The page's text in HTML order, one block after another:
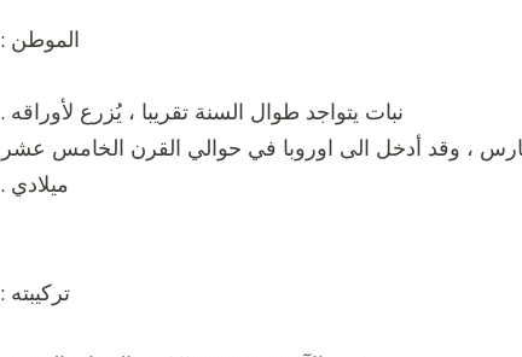
الموطن :
نبات يتواجد طوال السنة تقريبا ، يُزرع لأوراقه .
، وقد أدخل الى اوروبا في حوالي القرن الخامس عشر
ميلادي .
تركيبته :